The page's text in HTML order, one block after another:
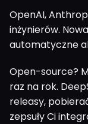
OpenAI,
inżynierów.
automatyczne
Open-source?
raz na rok.
releasy,
zepsuły Ci